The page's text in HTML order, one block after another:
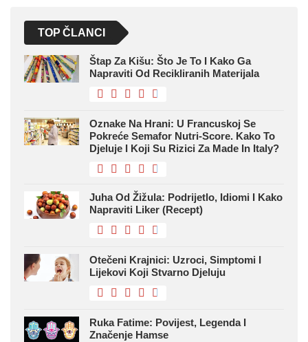
TOP ČLANCI
Štap Za Kišu: Što Je To I Kako Ga
Napraviti Od Recikliranih Materijala
Oznake Na Hrani: U Francuskoj Se
Pokreće Semafor Nutri-Score. Kako To
Djeluje I Koji Su Rizici Za Made In Italy?
Juha Od Žižula: Podrijetlo, Idiomi I Kako
Napraviti Liker (recept)
Otečeni Krajnici: Uzroci, Simptomi I
Lijekovi Koji Stvarno Djeluju
Ruka Fatime: Povijest, Legenda I
Značenje Hamse